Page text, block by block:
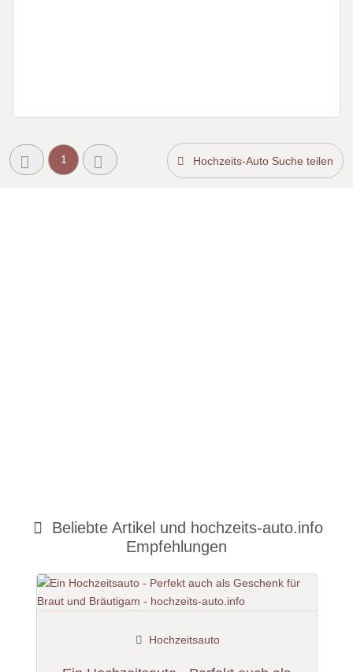
1 Hochzeits-Auto Suche teilen
Beliebte Artikel und hochzeits-auto.info
Empfehlungen
Hochzeitsauto